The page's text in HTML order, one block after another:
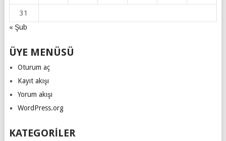
31
« Şub
ÜYE MENÜSÜ
Oturum aç
Kayıt akışı
Yorum akışı
WordPress.org
KATEGORILER